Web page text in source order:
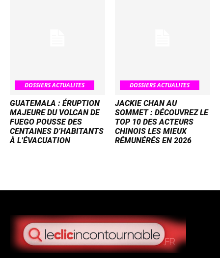
DOSSIERS ACTUALITES
GUATEMALA : ÉRUPTION
MAJEURE DU VOLCAN DE
FUEGO POUSSE DES
CENTAINES D’HABITANTS
À L’ÉVACUATION
DOSSIERS ACTUALITES
JACKIE CHAN AU
SOMMET : DÉCOUVREZ LE
TOP 10 DES ACTEURS
CHINOIS LES MIEUX
RÉMUNÉRÉS EN 2026